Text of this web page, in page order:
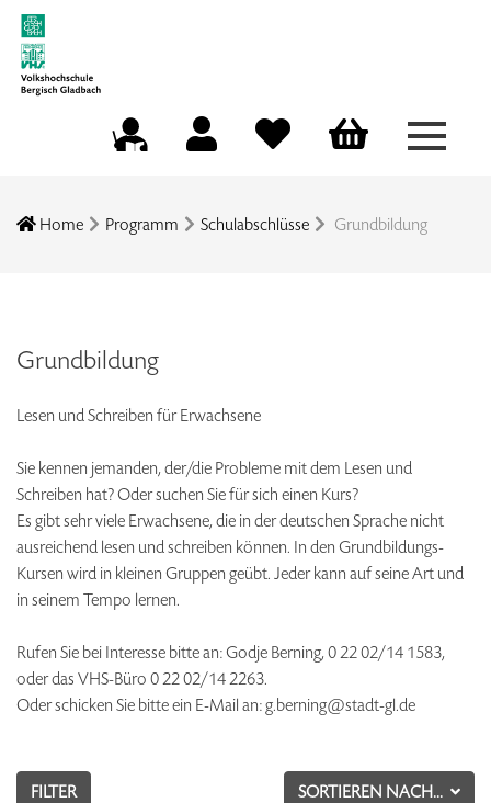
Menü
Home Programm Schulabschlüsse Grundbildung
Grundbildung
Lesen und Schreiben für Erwachsene
Sie kennen jemanden, der/die Probleme mit dem Lesen und
Schreiben hat? Oder suchen Sie für sich einen Kurs?
Es gibt sehr viele Erwachsene, die in der deutschen Sprache nicht
ausreichend lesen und schreiben können. In den Grundbildungs-
Kursen wird in kleinen Gruppen geübt. Jeder kann auf seine Art und
in seinem Tempo lernen.
Rufen Sie bei Interesse bitte an: Godje Berning, 0 22 02/14 1583,
oder das VHS-Büro 0 22 02/14 2263.
Oder schicken Sie bitte ein E-Mail an: g.berning@stadt-gl.de
SORTIEREN NACH...
FILTER